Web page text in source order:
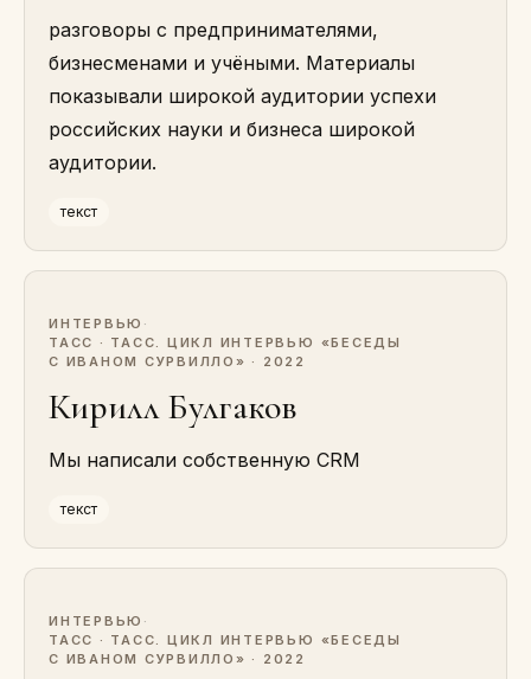
разговоры с предпринимателями,
бизнесменами и учёными. Материалы
показывали широкой аудитории успехи
российских науки и бизнеса широкой
аудитории.
текст
ИНТЕРВЬЮ ·
ТАСС · ТАСС. ЦИКЛ ИНТЕРВЬЮ «БЕСЕДЫ
С ИВАНОМ СУРВИЛЛО» · 2022
Кирилл Булгаков
Мы написали собственную CRM
текст
ИНТЕРВЬЮ ·
ТАСС · ТАСС. ЦИКЛ ИНТЕРВЬЮ «БЕСЕДЫ
С ИВАНОМ СУРВИЛЛО» · 2022